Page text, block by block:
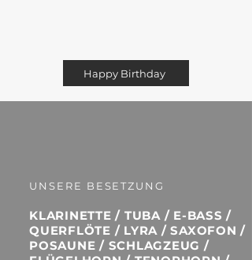
Happy Birthday
KLARINETTE / TUBA / E-BASS /
QUERFLÖTE / LYRA / SAXOFON /
POSAUNE / SCHLAGZEUG /
UNSERE BESETZUNG